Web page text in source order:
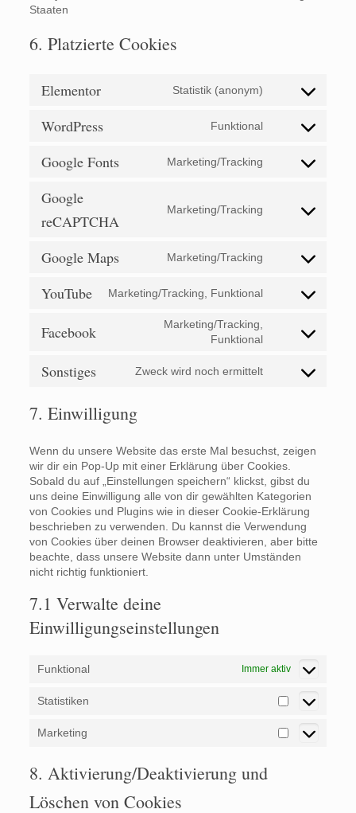
Staaten
6. Platzierte Cookies
Elementor Statistik (anonym)
Consent
service
WordPress Funktional
Consent
service
Google Fonts Marketing/Tracking
Consent
google-
Google
reCAPTCHA
Marketing/Tracking
Consent
google-
Google Maps Marketing/Tracking
Consent
service
YouTube Marketing/Tracking, Funktional
Consent
service
youtube
Facebook
Marketing/Tracking,
Funktional
Consent
service
facebook
Sonstiges Zweck wird noch ermittelt
Consent
7. Einwilligung
Wenn du unsere Website das erste Mal besuchst, zeigen
wir dir ein Pop-Up mit einer Erklärung über Cookies.
Sobald du auf „Einstellungen speichern“ klickst, gibst du
uns deine Einwilligung alle von dir gewählten Kategorien
von Cookies und Plugins wie in dieser Cookie-Erklärung
beschrieben zu verwenden. Du kannst die Verwendung
von Cookies über deinen Browser deaktivieren, aber bitte
beachte, dass unsere Website dann unter Umständen
nicht richtig funktioniert.
7.1 Verwalte deine
Einwilligungseinstellungen
Funktional Immer aktiv
Statistiken Statistiken
Marketing Marketing
8. Aktivierung/Deaktivierung und
Löschen von Cookies